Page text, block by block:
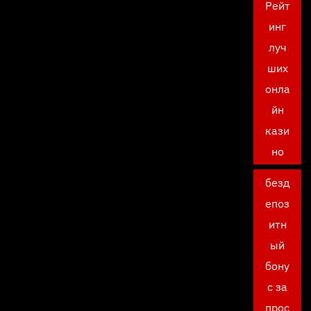
Рейт
инг
луч
ших
онла
йн
кази
но
безд
епоз
итн
ый
бону
с за
прос